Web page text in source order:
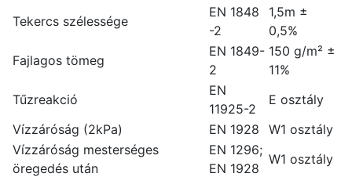
Tekercs szélessége
EN 1848
-2
1,5m ±
0,5%
Fajlagos tömeg
EN 1849-
2
150 g/m² ±
11%
Tűzreakció
EN
11925-2
E osztály
Vízzáróság (2kPa)
EN 1928
W1 osztály
Vízzáróság mesterséges
öregedés után
EN 1296;
EN 1928
W1 osztály